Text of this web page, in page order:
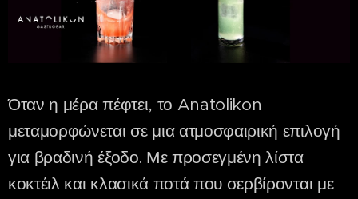
Όταν η μέρα πέφτει, το Anatolikon
μεταμορφώνεται σε μια ατμοσφαιρική επιλογή
για βραδινή έξοδο. Με προσεγμένη λίστα
κοκτέιλ και κλασικά ποτά που σερβίρονται με